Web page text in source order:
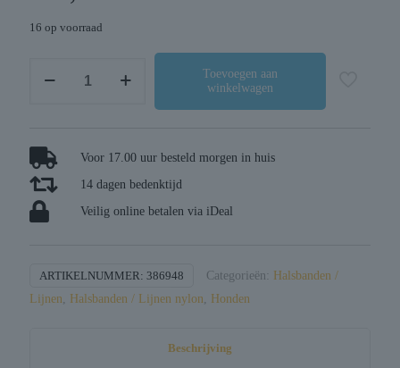
16 op voorraad
aantal
Toevoegen aan
winkelwagen
Voor 17.00 uur besteld morgen in huis
14 dagen bedenktijd
Veilig online betalen via iDeal
ARTIKELNUMMER: 386948 Categorieën:
Halsbanden /
Lijnen
Halsbanden / Lijnen nylon Honden
Beschrijving